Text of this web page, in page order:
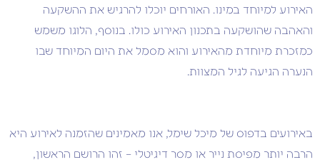
האירוע למיוחד במינו. האורחים יוכלו להרגיש את ההשקעה
והאהבה שהושקעה בתכנון האירוע כולו. בנוסף, הלוגו משמש
כמזכרת מיוחדת מהאירוע והוא מסמל את היום המיוחד שבו
הנערה הגיעה לגיל המצוות.
באירועים בדפוס של מיכל שימל, אנו מאמינים שהזמנה לאירוע היא
הרבה יותר מפיסת נייר או מסר דיגיטלי – זהו הרושם הראשון,